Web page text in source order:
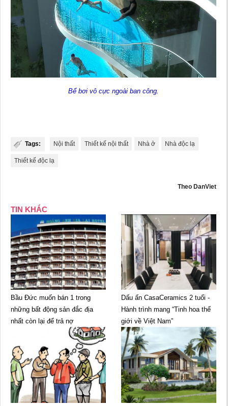
Bể bơi vô cực ngoài ban công.
Tags: Nội thất Thiết kế nội thất Nhà ở Nhà độc lạ
Thiết kế độc lạ
Theo DanViet
TIN KHÁC
Bầu Đức muốn bán 1 trong
những bất động sản đắc địa
nhất còn lại để trả nợ
Dấu ấn CasaCeramics 2 tuổi -
Hành trình mang “Tinh hoa thế
giới về Việt Nam”